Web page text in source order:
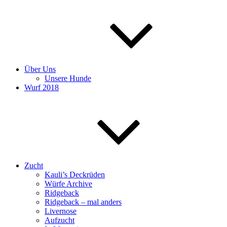
Über Uns
Unsere Hunde
Wurf 2018
Zucht
Kauli’s Deckrüden
Würfe Archive
Ridgeback
Ridgeback – mal anders
Livernose
Aufzucht